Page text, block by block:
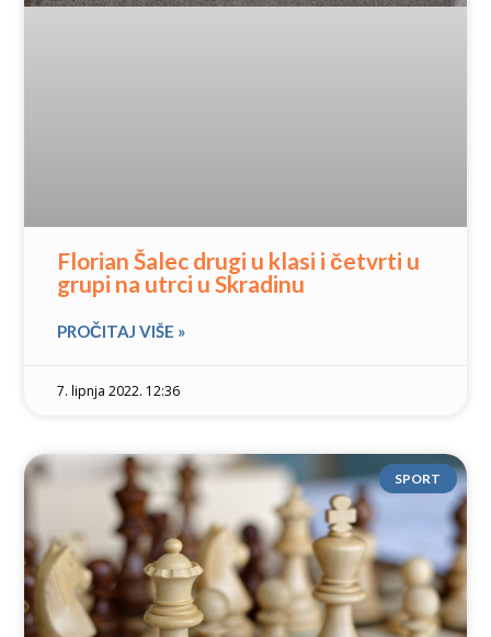
Florian Šalec drugi u klasi i četvrti u
grupi na utrci u Skradinu
PROČITAJ VIŠE »
7. lipnja 2022. 12:36
SPORT